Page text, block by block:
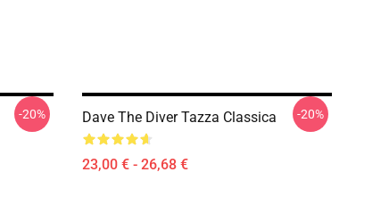
-20% Dave The Diver Tazza Classica
23,00 € - 26,68 €
-20%